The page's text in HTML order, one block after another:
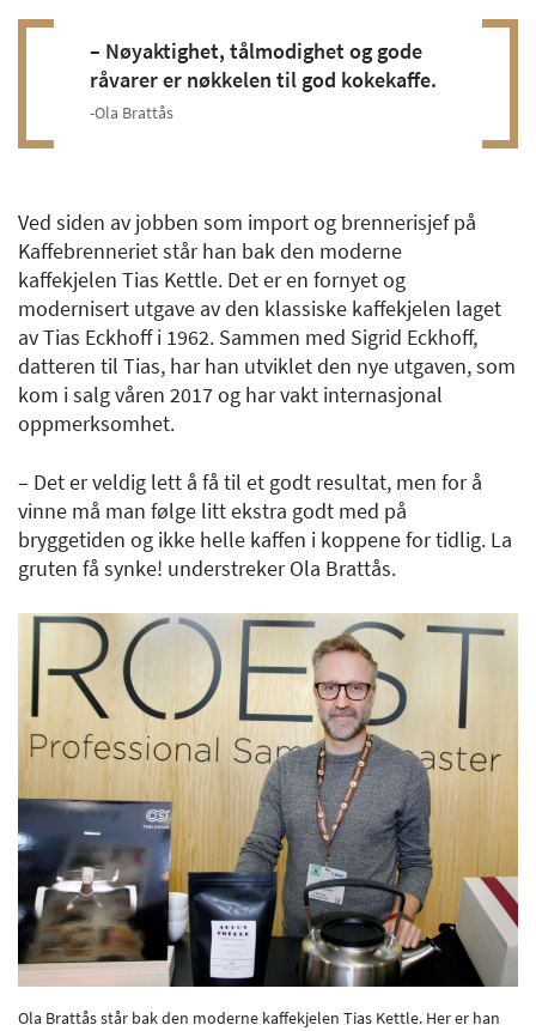
– Nøyaktighet, tålmodighet og gode
råvarer er nøkkelen til god kokekaffe.
Ola Brattås
Ved siden av jobben som import og brennerisjef på
Kaffebrenneriet står han bak den moderne
kaffekjelen Tias Kettle. Det er en fornyet og
modernisert utgave av den klassiske kaffekjelen laget
av Tias Eckhoff i 1962. Sammen med Sigrid Eckhoff,
datteren til Tias, har han utviklet den nye utgaven, som
kom i salg våren 2017 og har vakt internasjonal
oppmerksomhet.
– Det er veldig lett å få til et godt resultat, men for å
vinne må man følge litt ekstra godt med på
bryggetiden og ikke helle kaffen i koppene for tidlig. La
gruten få synke! understreker Ola Brattås.
Ola Brattås står bak den moderne kaffekjelen Tias Kettle. Her er han